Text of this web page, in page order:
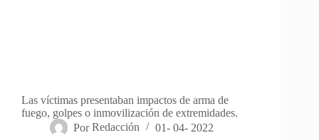
Las víctimas presentaban impactos de arma de
fuego, golpes o inmovilización de extremidades.
Por Redacción 01- 04- 2022